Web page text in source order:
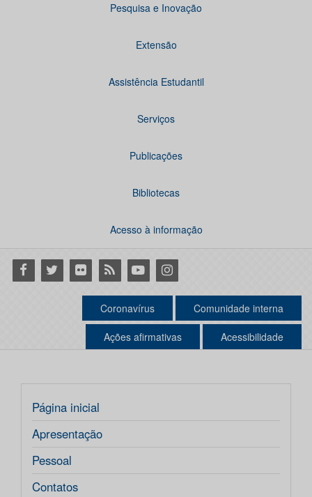
Pesquisa e Inovação
Extensão
Assistência Estudantil
Serviços
Publicações
Bibliotecas
Acesso à informação
Facebook
Twitter Flickr RSS YoutubeInstagram
Coronavírus Comunidade interna
Ações afirmativas Acessibilidade
Página inicial
Apresentação
Pessoal
Contatos